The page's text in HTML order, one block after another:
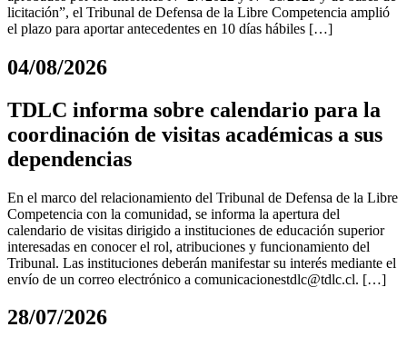
licitación”, el Tribunal de Defensa de la Libre Competencia amplió
el plazo para aportar antecedentes en 10 días hábiles […]
04/08/2026
TDLC informa sobre calendario para la
coordinación de visitas académicas a sus
dependencias
En el marco del relacionamiento del Tribunal de Defensa de la Libre
Competencia con la comunidad, se informa la apertura del
calendario de visitas dirigido a instituciones de educación superior
interesadas en conocer el rol, atribuciones y funcionamiento del
Tribunal. Las instituciones deberán manifestar su interés mediante el
envío de un correo electrónico a comunicacionestdlc@tdlc.cl. […]
28/07/2026